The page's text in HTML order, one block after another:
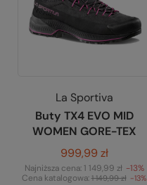
La Sportiva
Buty TX4 EVO MID
WOMEN GORE-TEX
999,99 zł
Najniższa cena:1 149,99 zł -13%
Cena katalogowa:1 149,99 zł -13%